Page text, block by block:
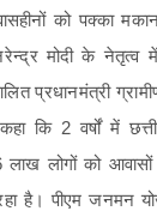
को पक्का
मोदी के नेतृत्व
प्रधानमंत्री
कि 2 वर्षों में
लोगों को आवासों
है। पीएम जनमन